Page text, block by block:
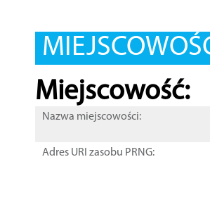
Miejscowość:
Nazwa miejscowości:
Adres URI zasobu PRNG: